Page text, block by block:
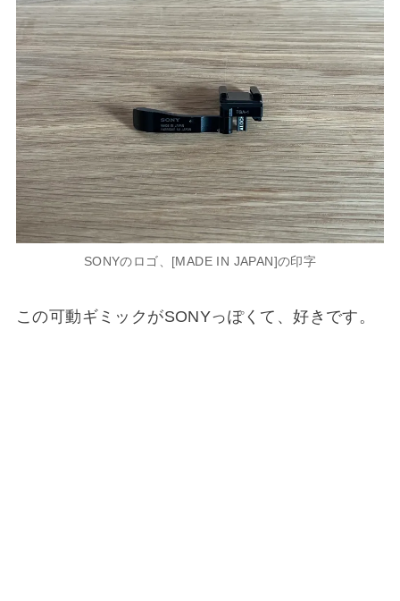
SONYのロゴ、[MADE IN JAPAN]の印字
この可動ギミックがSONYっぽくて、好きです。